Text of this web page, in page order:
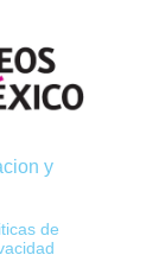
y
de